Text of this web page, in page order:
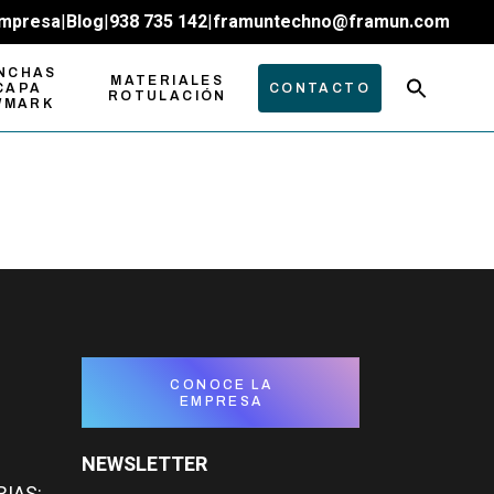
|Blog|938 735 142|framuntechno@framun.com
MATERIALES
ROTULACIÓN
CONTACTO
CONOCE LA
EMPRESA
NEWSLETTER